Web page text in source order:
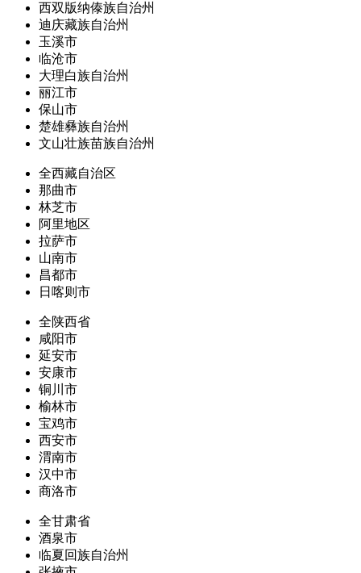
西双版纳傣族自治州
迪庆藏族自治州
玉溪市
临沧市
大理白族自治州
丽江市
保山市
楚雄彝族自治州
文山壮族苗族自治州
全西藏自治区
那曲市
林芝市
阿里地区
拉萨市
山南市
昌都市
日喀则市
全陕西省
咸阳市
延安市
安康市
铜川市
榆林市
宝鸡市
西安市
渭南市
汉中市
商洛市
全甘肃省
酒泉市
临夏回族自治州